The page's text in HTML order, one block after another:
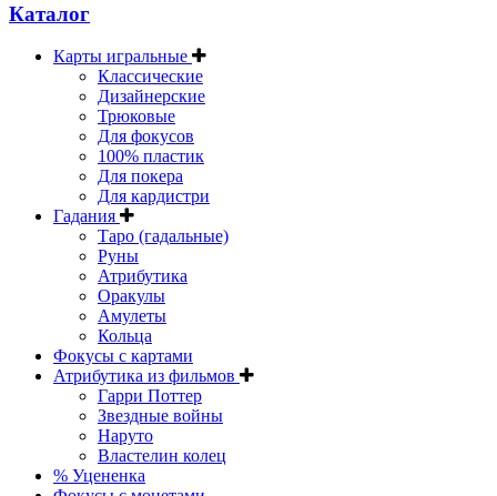
Каталог
Карты игральные
Классические
Дизайнерские
Трюковые
Для фокусов
100% пластик
Для покера
Для кардистри
Гадания
Таро (гадальные)
Руны
Атрибутика
Оракулы
Амулеты
Кольца
Фокусы с картами
Атрибутика из фильмов
Гарри Поттер
Звездные войны
Наруто
Властелин колец
% Уцененка